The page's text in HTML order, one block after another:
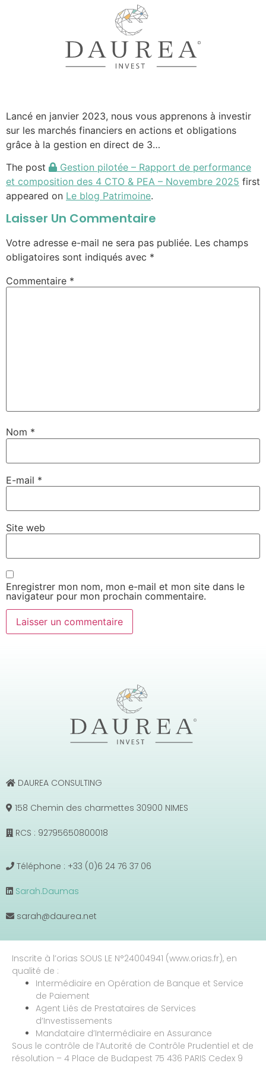
Lancé en janvier 2023, nous vous apprenons à investir
sur les marchés financiers en actions et obligations
grâce à la gestion en direct de 3…
The post
Gestion pilotée – Rapport de performance
et composition des 4 CTO & PEA – Novembre 2025 first
appeared on Le blog Patrimoine.
Laisser Un Commentaire
Votre adresse e-mail ne sera pas publiée. Les champs
obligatoires sont indiqués avec *
Commentaire *
Nom *
E-mail *
Site web
Enregistrer mon nom, mon e-mail et mon site dans le
navigateur pour mon prochain commentaire.
DAUREA CONSULTING
158 Chemin des charmettes 30900 NIMES
RCS : 92795650800018
Téléphone : +33 (0)6 24 76 37 06
Sarah.Daumas
sarah@daurea.net
Inscrite à l’orias SOUS LE N°24004941 (www.orias.fr), en
qualité de :
Intermédiaire en Opération de Banque et Service
de Paiement
Agent Liés de Prestataires de Services
d’Investissements
Mandataire d’Intermédiaire en Assurance
Sous le contrôle de l’Autorité de Contrôle Prudentiel et de
résolution – 4 Place de Budapest 75 436 PARIS Cedex 9